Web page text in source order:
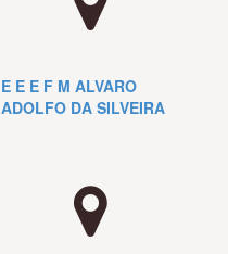
E E E F M ALVARO
ADOLFO DA SILVEIRA